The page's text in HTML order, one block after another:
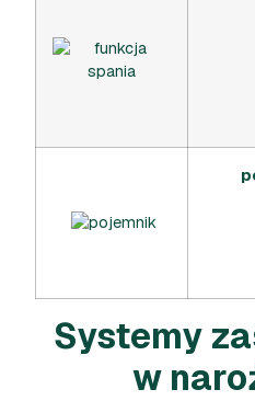
Systemy
w